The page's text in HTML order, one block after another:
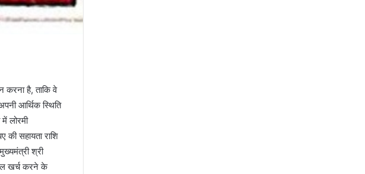
करना है, ताकि वे
आर्थिक स्थिति
लोरमी
की सहायता राशि
श्री
खर्च करने के